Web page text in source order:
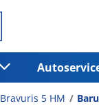
Bravuris 5 HM